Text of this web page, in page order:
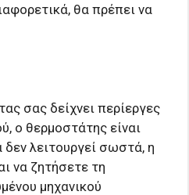
θα πρέπει να
σας δείχνει περίεργες
ο θερμοστάτης είναι
λειτουργεί σωστά, η
να ζητήσετε τη
μηχανικού